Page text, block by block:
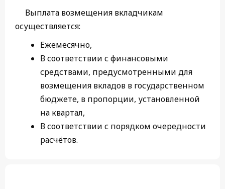
Выплата возмещения вкладчикам
осуществляется:
Ежемесячно,
В соответствии с финансовыми
средствами, предусмотренными для
возмещения вкладов в государственном
бюджете, в пропорции, установленной
на квартал,
В соответствии с порядком очередности
расчётов.